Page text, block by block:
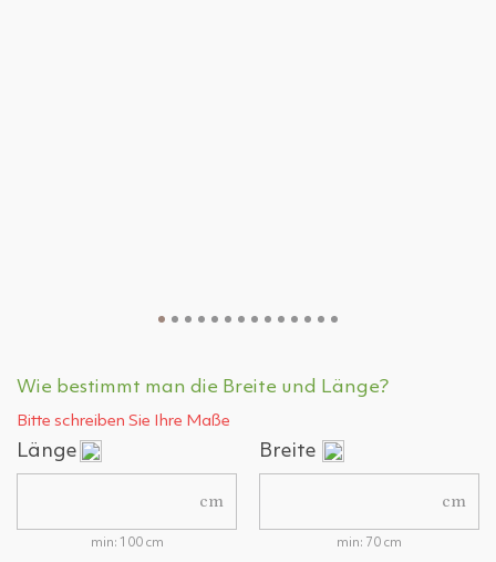
Wie bestimmt man die Breite und Länge?
Bitte schreiben Sie Ihre Maße
Länge
cm
min: 100 cm
Breite
cm
min: 70 cm